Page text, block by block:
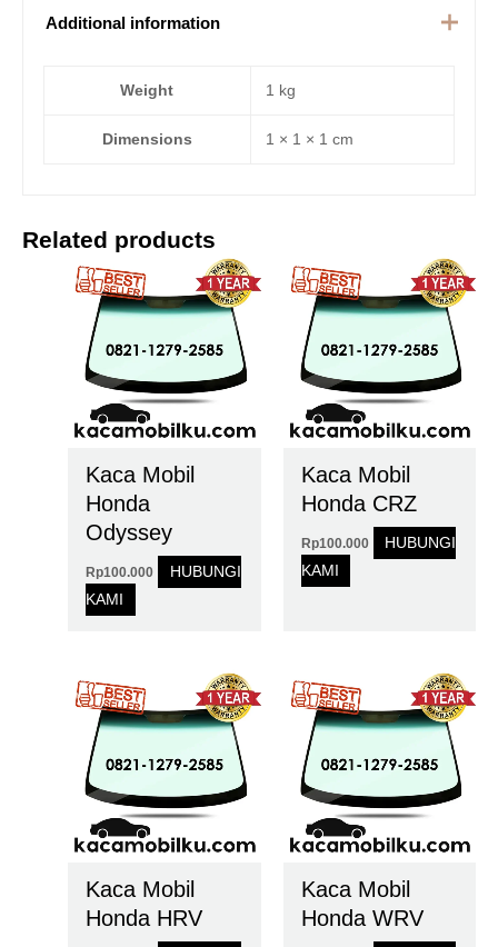
Additional information
Weight 1 kg
Dimensions 1 × 1 × 1 cm
Related products
Kaca Mobil
Honda
Odyssey
Rp100.000
HUBUNGI
KAMI
Kaca Mobil
Honda CRZ
Rp100.000
HUBUNGI
KAMI
Kaca Mobil
Honda HRV
Kaca Mobil
Honda WRV